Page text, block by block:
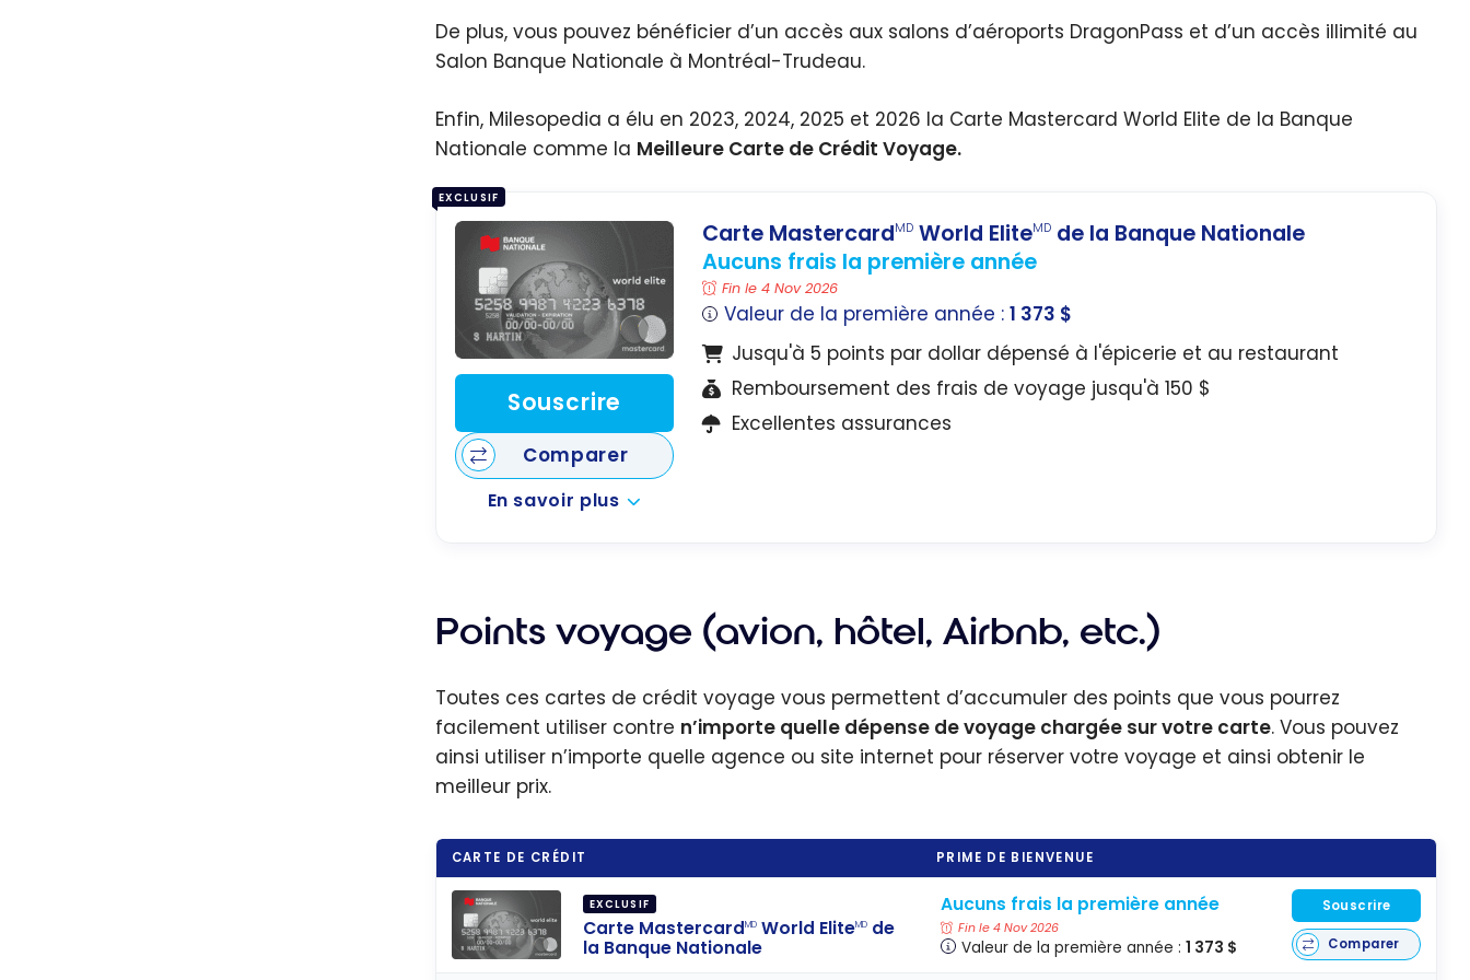
De plus, vous pouvez bénéficier d’un accès aux salons d’aéroports DragonPass et d’un accès illimité au
Salon Banque Nationale à Montréal-Trudeau.
Enfin, Milesopedia a élu en 2023, 2024, 2025 et 2026 la Carte Mastercard World Elite de la Banque
Nationale comme la Meilleure Carte de Crédit Voyage.
EXCLUSIF
Carte MastercardMDWorld EliteMDde la Banque Nationale
Aucuns frais la première année
Fin le 4 Nov 2026
Valeur de la première année :1 373 $
Jusqu'à 5 points par dollar dépensé à l'épicerie et au restaurant
Remboursement des frais de voyage jusqu'à 150 $
Excellentes assurances
Souscrire
Comparer
En savoir plus
Points voyage (avion, hôtel, Airbnb, etc.)
Toutes ces cartes de crédit voyage vous permettent d’accumuler des points que vous pourrez
facilement utiliser contre n’importe quelle dépense de voyage chargée sur votre carte. Vous pouvez
ainsi utiliser n’importe quelle agence ou site internet pour réserver votre voyage et ainsi obtenir le
meilleur prix.
CARTE DE CRÉDIT PRIME DE BIENVENUE
EXCLUSIF
Carte MastercardMDWorld EliteMDde
la Banque Nationale
Aucuns frais la première année
Fin le 4 Nov 2026
Valeur de la première année :1 373 $
Souscrire
Comparer